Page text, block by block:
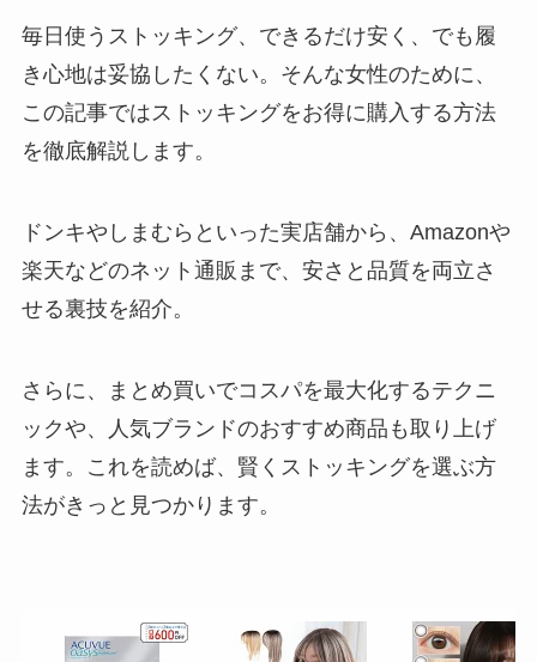
毎日使うストッキング、できるだけ安く、でも履
き心地は妥協したくない。そんな女性のために、
この記事ではストッキングをお得に購入する方法
を徹底解説します。
ドンキやしまむらといった実店舗から、Amazonや
楽天などのネット通販まで、安さと品質を両立さ
せる裏技を紹介。
さらに、まとめ買いでコスパを最大化するテクニ
ックや、人気ブランドのおすすめ商品も取り上げ
ます。これを読めば、賢くストッキングを選ぶ方
法がきっと見つかります。